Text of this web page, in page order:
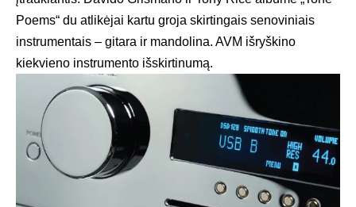
Poems“ du atlikėjai kartu groja skirtingais senoviniais
instrumentais – gitara ir mandolina. AVM išryškino
kiekvieno instrumento išskirtinumą.